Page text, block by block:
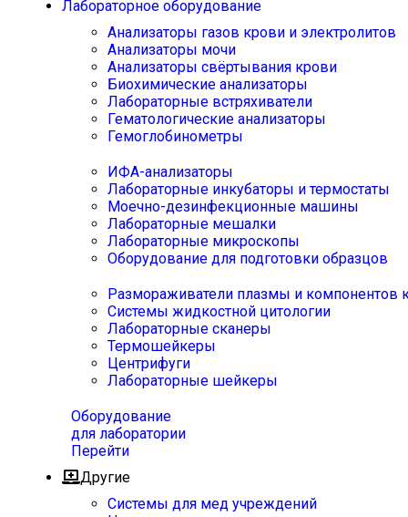
Лабораторное оборудование
Анализаторы газов крови и электролитов
Анализаторы мочи
Анализаторы свёртывания крови
Биохимические анализаторы
Лабораторные встряхиватели
Гематологические анализаторы
Гемоглобинометры
ИФА-анализаторы
Лабораторные инкубаторы и термостаты
Моечно-дезинфекционные машины
Лабораторные мешалки
Лабораторные микроскопы
Оборудование для подготовки образцов
Размораживатели плазмы и компонентов
Системы жидкостной цитологии
Лабораторные сканеры
Термошейкеры
Центрифуги
Лабораторные шейкеры
Оборудование
для лаборатории
Перейти
Другие
Системы для мед учреждений